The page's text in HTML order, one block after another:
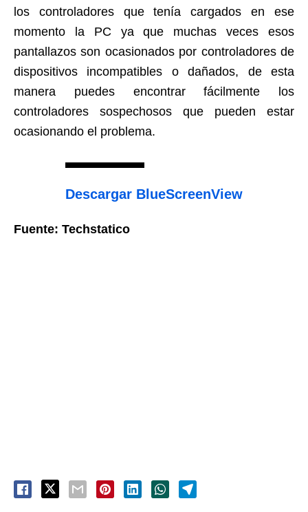
los controladores que tenía cargados en ese
momento la PC ya que muchas veces esos
pantallazos son ocasionados por controladores de
dispositivos incompatibles o dañados, de esta
manera puedes encontrar fácilmente los
controladores sospechosos que pueden estar
ocasionando el problema.
Descargar BlueScreenView
Fuente: Techstatico